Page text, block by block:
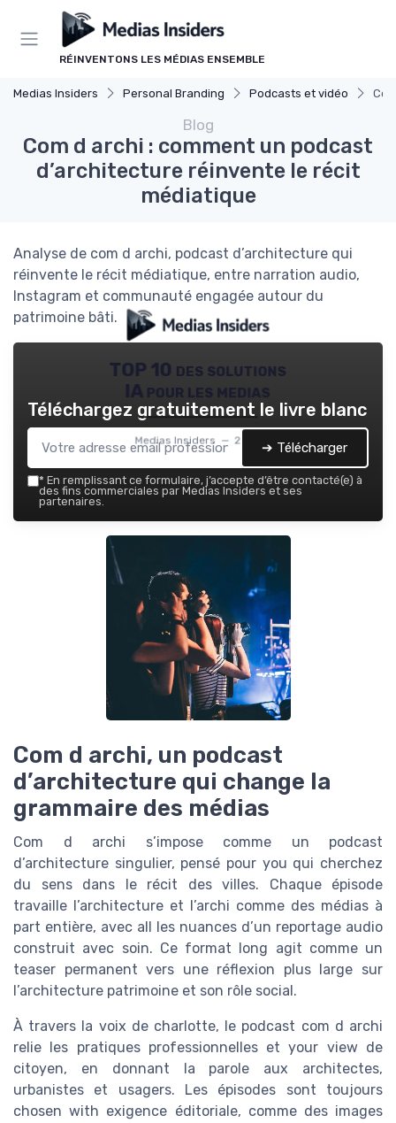
RÉINVENTONS LES MÉDIAS ENSEMBLE
Medias Insiders Personal Branding Podcasts et vidéo
Blog
Com d archi : comment un podcast
d’architecture réinvente le récit
médiatique
Analyse de com d archi, podcast d’architecture qui
réinvente le récit médiatique, entre narration audio,
Instagram et communauté engagée autour du
patrimoine bâti.
TOP 10 des solutions
IA pour les medias
Medias Insiders — 2026
Téléchargez gratuitement le livre blanc
➔ Télécharger
* En remplissant ce formulaire, j’accepte d’être contacté(e) à
des fins commerciales par Medias Insiders et ses
partenaires.
Com d archi, un podcast
d’architecture qui change la
grammaire des médias
Com d archi s’impose comme un podcast
d’architecture singulier, pensé pour you qui cherchez
du sens dans le récit des villes. Chaque épisode
travaille l’architecture et l’archi comme des médias à
part entière, avec all les nuances d’un reportage audio
construit avec soin. Ce format long agit comme un
teaser permanent vers une réflexion plus large sur
l’architecture patrimoine et son rôle social.
À travers la voix de charlotte, le podcast com d archi
relie les pratiques professionnelles et your view de
citoyen, en donnant la parole aux architectes,
urbanistes et usagers. Les épisodes sont toujours
chosen with exigence éditoriale, comme des images
Panneau de gestion des cookies